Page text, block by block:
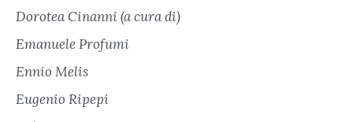
Dorotea Cinanni (a cura di)
Emanuele Profumi
Ennio Melis
Eugenio Ripepi